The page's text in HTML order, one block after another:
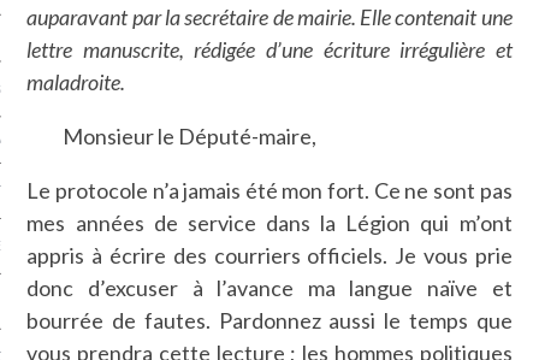
EN VOD
auparavant par la secrétaire de mairie. Elle contenait une
lettre manuscrite, rédigée d’une écriture irrégulière et
maladroite.
Monsieur le Député-maire,
Le protocole n’a jamais été mon fort. Ce ne sont pas
mes années de service dans la Légion qui m’ont
appris à écrire des courriers officiels. Je vous prie
donc d’excuser à l’avance ma langue naïve et
bourrée de fautes. Pardonnez aussi le temps que
vous prendra cette lecture ; les hommes politiques